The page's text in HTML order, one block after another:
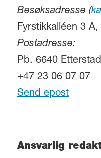
Besøksadresse (
Fyrstikkalléen 3
Postadresse:
Pb. 6640
+47 23 06 07 07
Send epost
Ansvarlig